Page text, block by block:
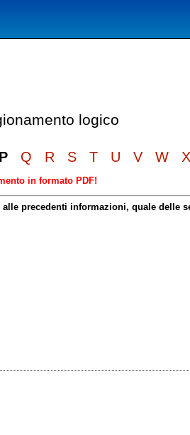
logico
P Q R S T U V W X
in formato PDF!
precedenti informazioni, quale delle